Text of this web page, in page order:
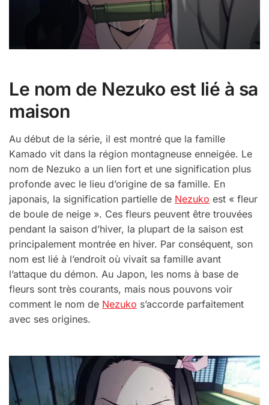
Le nom de Nezuko est lié à sa
maison
Au début de la série, il est montré que la famille
Kamado vit dans la région montagneuse enneigée. Le
nom de Nezuko a un lien fort et une signification plus
profonde avec le lieu d’origine de sa famille. En
japonais, la signification partielle de Nezuko est « fleur
de boule de neige ». Ces fleurs peuvent être trouvées
pendant la saison d’hiver, la plupart de la saison est
principalement montrée en hiver. Par conséquent, son
nom est lié à l’endroit où vivait sa famille avant
l’attaque du démon. Au Japon, les noms à base de
fleurs sont très courants, mais nous pouvons voir
comment le nom de Nezuko s’accorde parfaitement
avec ses origines.